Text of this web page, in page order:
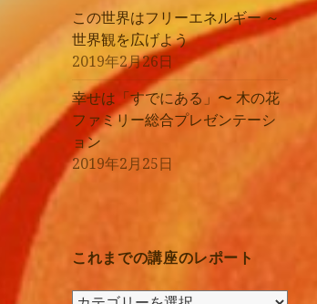
この世界はフリーエネルギー ～
世界観を広げよう
2019年2月26日
幸せは「すでにある」〜 木の花
ファミリー総合プレゼンテーシ
ョン
2019年2月25日
これまでの講座のレポート